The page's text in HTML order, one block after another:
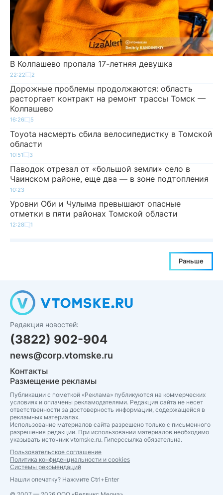
В Колпашево пропала 17-летняя девушка
22:22 2
Дорожные проблемы продолжаются: область
расторгает контракт на ремонт трассы Томск —
Колпашево
16:26 5
Toyota насмерть сбила велосипедистку в Томской
области
10:51 3
Паводок отрезал от «большой земли» село в
Чаинском районе, еще два — в зоне подтопления
10:23
Уровни Оби и Чулыма превышают опасные
отметки в пяти районах Томской области
12:28 1
Раньше
Редакция новостей:
(3822) 902-904
news@corp.vtomske.ru
Контакты
Размещение рекламы
Публикации с пометкой «Реклама» публикуются на коммерческих
условиях и оплачены рекламодателями. Редакция сайта не несет
ответственности за достоверность информации, содержащейся в
рекламных материалах.
Использование материалов сайта разрешено только с письменного
разрешения редакции. При использовании материалов необходимо
указывать источник vtomske.ru. Гиперссылка обязательна.
Пользовательское соглашение
Политика конфиденциальности и cookies
Системы рекомендаций
Нашли опечатку? Нажмите Ctrl+Enter